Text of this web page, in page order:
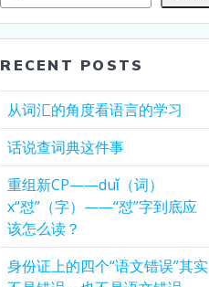
RECENT POSTS
从词汇的角度看语言的学习
话说查词典这件事
重组新CP——duǐ（词）
x“怼”（字）——“怼”字到底应
该怎么读？
身份证上的四个“语文错误”其实